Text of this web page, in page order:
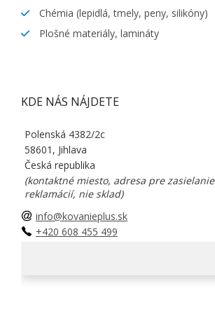
Chémia (lepidlá, tmely, peny, silikóny)
Plošné materiály, lamináty
KDE NÁS NÁJDETE
Polenská 4382/2c
58601, Jihlava
Česká republika
(kontaktné miesto, adresa pre zasielanie
reklamácií, nie sklad)
info@kovanieplus.sk
+420 608 455 499